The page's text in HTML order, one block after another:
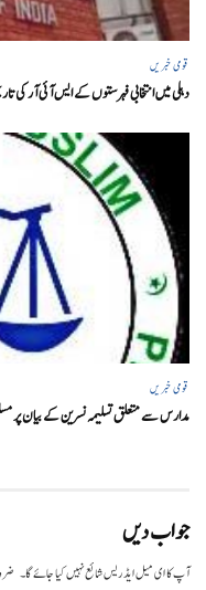
قومی خبریں
دہلی میں انتخابی فہرستوں کے ایس آئی آر کی
قومی خبریں
مدارس سے متعلق تسلیمہ نسرین کے بیان پر
جواب دیں
آپ کا ای میل ایڈریس شائع نہیں کیا جائے گا۔